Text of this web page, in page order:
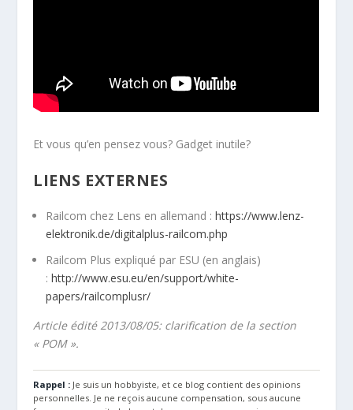
Et vous qu’en pensez vous? Gadget inutile?
LIENS EXTERNES
Railcom chez Lens en allemand :https://www.lenz-
elektronik.de/digitalplus-railcom.php
Railcom Plus expliqué par ESU (en anglais)
:http://www.esu.eu/en/support/white-
papers/railcomplusr/
Article édité 2013/08/05: clarification de la section
« POM ».
Rappel : Je suis un hobbyiste, et ce blog contient des opinions
personnelles. Je ne reçois aucune compensation, sous aucune